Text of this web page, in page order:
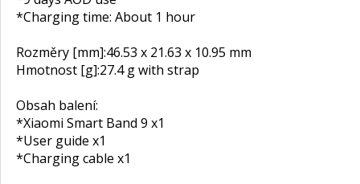
*Charging time: About 1 hour
Rozměry [mm]:46.53 x 21.63 x 10.95 mm
Hmotnost [g]:27.4 g with strap
Obsah balení:
*Xiaomi Smart Band 9 x1
*User guide x1
*Charging cable x1